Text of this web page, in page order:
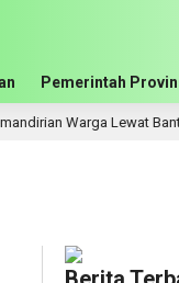
Pemerintah
Usaha Ekonomi